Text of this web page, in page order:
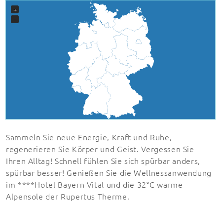
+
−
Sammeln Sie neue Energie, Kraft und Ruhe,
regenerieren Sie Körper und Geist. Vergessen Sie
Ihren Alltag! Schnell fühlen Sie sich spürbar anders,
spürbar besser! Genießen Sie die Wellnessanwendung
im ****Hotel Bayern Vital und die 32°C warme
Alpensole der Rupertus Therme.